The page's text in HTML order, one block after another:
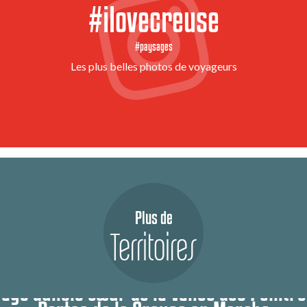
#ilovecreuse
#paysages
Les plus belles photos de voyageurs
Plus de
Territoires
dunois cœur de la Vallée des